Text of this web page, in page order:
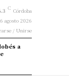
C Córdoba
agosto 2026
/ Unirse
a